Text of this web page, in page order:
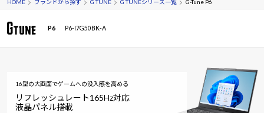
デスクトップPC
ノートPC
G TUNE
NEXTGEAR
ゲーミングPC・ゲーム向けパソコン
期間限定セール
おすすめ目玉パソコン
今イチオシのパソコンをピ
HOME ブランドから探す G TUNE G TUNEシリーズ一覧 G-Tune P6
P6 P6-I7G50BK-A
16型の大画面でゲームへの没入感を高める
リフレッシュレート165Hz対応
液晶パネル搭載